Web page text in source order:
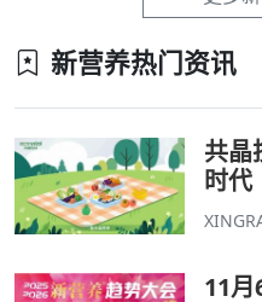
新营养热门资讯
共晶
时代
11